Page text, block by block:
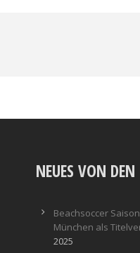
NEUES VON
Beachsoccer
München als
2025